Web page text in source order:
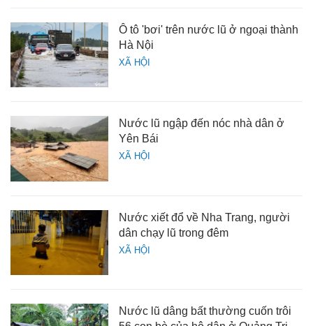
XÃ HỘI
Ô tô 'bơi' trên nước lũ ở ngoại thành
Hà Nội
XÃ HỘI
Nước lũ ngập đến nóc nhà dân ở
Yên Bái
XÃ HỘI
Nước xiết đổ về Nha Trang, người
dân chạy lũ trong đêm
Nước lũ dâng bất thường cuốn trôi